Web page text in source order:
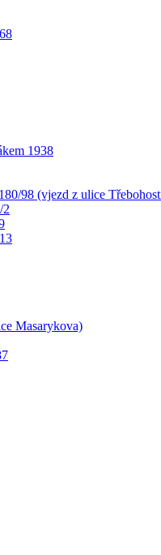
1938
98 (vjezd z ulice
2
Masarykova)